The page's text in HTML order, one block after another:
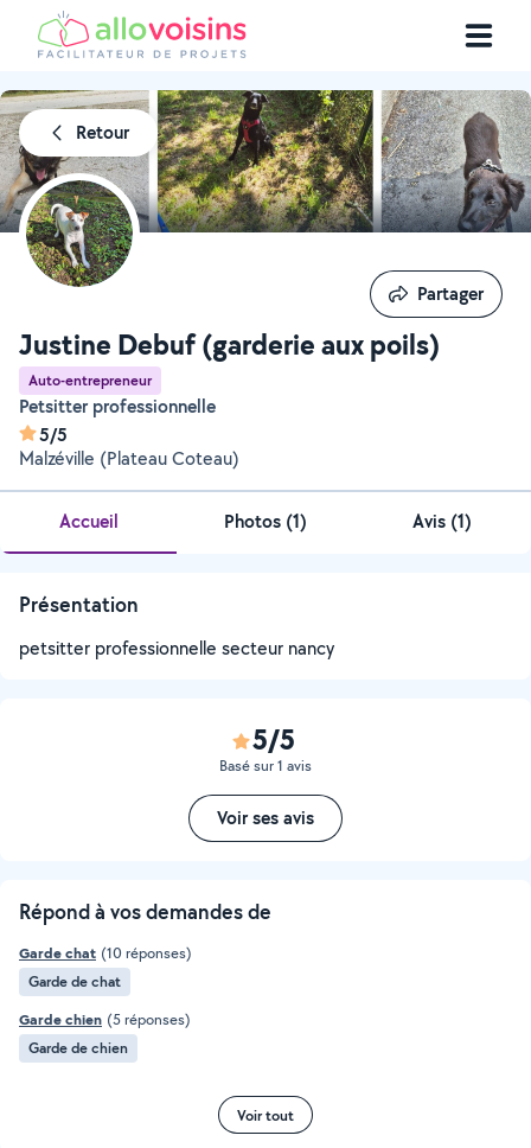
Retour
Justine Debuf (garderie aux poils)
Auto-entrepreneur
Petsitter professionnelle
5/5
Malzéville (Plateau Coteau)
Partager
Partager
Accueil Photos (1) Avis (1)
Présentation
petsitter professionnelle secteur nancy
5/5
Basé sur 1 avis
Voir ses avis
Répond à vos demandes de
Garde chat (10 réponses)
Garde de chat
Garde chien (5 réponses)
Garde de chien
Voir tout